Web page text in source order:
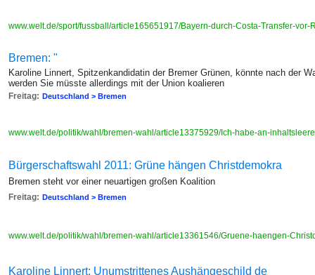
www.welt.de/sport/fussball/article165651917/Bayern-durch-Costa-Transfer-
Bremen: "
Karoline Linnert, Spitzenkandidatin der Bremer Grünen, könnte nach der
werden Sie müsste allerdings mit der Union koalieren
Freitag: Deutschland > Bremen
www.welt.de/politik/wahl/bremen-wahl/article13375929/Ich-habe-an-
Bürgerschaftswahl 2011: Grüne hängen Christdemokra
Bremen steht vor einer neuartigen großen Koalition
Freitag: Deutschland > Bremen
www.welt.de/politik/wahl/bremen-wahl/article13361546/Gruene-haengen-
Karoline Linnert: Unumstrittenes Aushängeschild de